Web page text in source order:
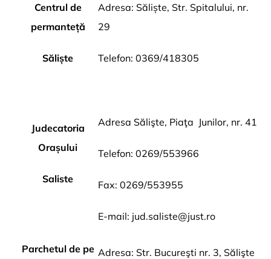
Centrul de
permanteță
Săliște
Adresa: Săliște, Str. Spitalului, nr.
29
Telefon: 0369/418305
Judecatoria
Orașului
Saliste
Adresa Sălişte, Piaţa Junilor, nr. 41
Telefon: 0269/553966
Fax: 0269/553955
E-mail: jud.saliste@just.ro
Parchetul de pe Adresa: Str. Bucureşti nr. 3, Sălişte